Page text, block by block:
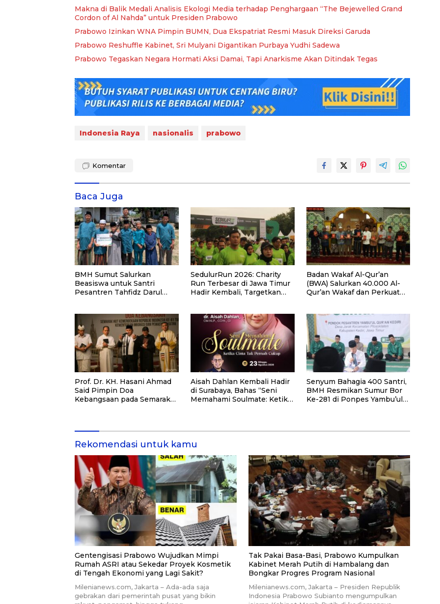
Makna di Balik Medali Analisis Ekologi Media terhadap Penghargaan “The Bejewelled Grand
Cordon of Al Nahda” untuk Presiden Prabowo
Prabowo Izinkan WNA Pimpin BUMN, Dua Ekspatriat Resmi Masuk Direksi Garuda
Prabowo Reshuffle Kabinet, Sri Mulyani Digantikan Purbaya Yudhi Sadewa
Prabowo Tegaskan Negara Hormati Aksi Damai, Tapi Anarkisme Akan Ditindak Tegas
Indonesia Raya nasionalis prabowo
Komentar
Baca Juga
BMH Sumut Salurkan
Beasiswa untuk Santri
Pesantren Tahfidz Darul
SedulurRun 2026: Charity
Run Terbesar di Jawa Timur
Hadir Kembali, Targetkan
dan Guru Honorer
Badan Wakaf Al-Qur’an
(BWA) Salurkan 40.000 Al-
Qur’an Wakaf dan Perkuat
Prof. Dr. KH. Hasani Ahmad
Said Pimpin Doa
Kebangsaan pada Semarak
Aisah Dahlan Kembali Hadir
di Surabaya, Bahas “Seni
Memahami Soulmate: Ketika
Senyum Bahagia 400 Santri,
BMH Resmikan Sumur Bor
Ke-281 di Ponpes Yambu’ul
Rekomendasi untuk kamu
Gentengisasi Prabowo Wujudkan Mimpi
Rumah ASRI atau Sekedar Proyek Kosmetik
di Tengah Ekonomi yang Lagi Sakit?
Milenianews.com, Jakarta – Ada-ada saja
gebrakan dari pemerintah pusat yang bikin
Tak Pakai Basa-Basi, Prabowo Kumpulkan
Kabinet Merah Putih di Hambalang dan
Bongkar Progres Program Nasional
Milenianews.com, Jakarta – Presiden Republik
Indonesia Prabowo Subianto mengumpulkan